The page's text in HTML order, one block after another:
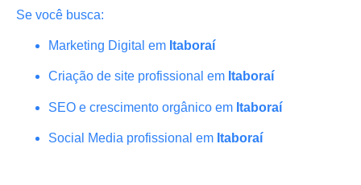
Se você busca:
Marketing Digital em Itaboraí
Criação de site profissional em Itaboraí
SEO e crescimento orgânico em Itaboraí
Social Media profissional em Itaboraí